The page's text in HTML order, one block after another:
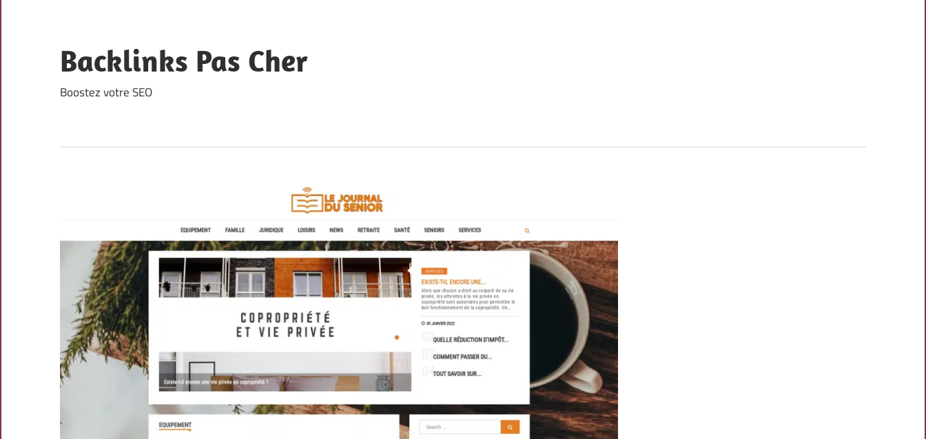
content
Backlinks Pas Cher
Boostez votre SEO